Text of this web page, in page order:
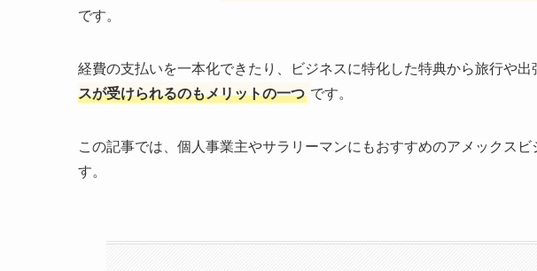
です。
経費の支払いを一本化できたり、ビジネスに特化した特典から旅行や出
スが受けられるのもメリットの一つ です。
この記事では、個人事業主やサラリーマンにもおすすめのアメックス
す。